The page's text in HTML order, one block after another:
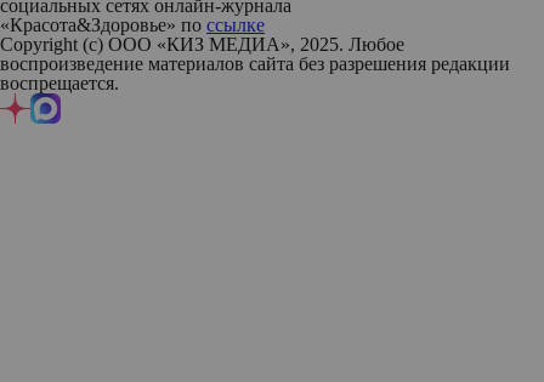
социальных сетях онлайн-журнала
«Красота&Здоровье» по ссылке
Copyright (с) ООО «КИЗ МЕДИА», 2025. Любое
воспроизведение материалов сайта без разрешения редакции
воспрещается.